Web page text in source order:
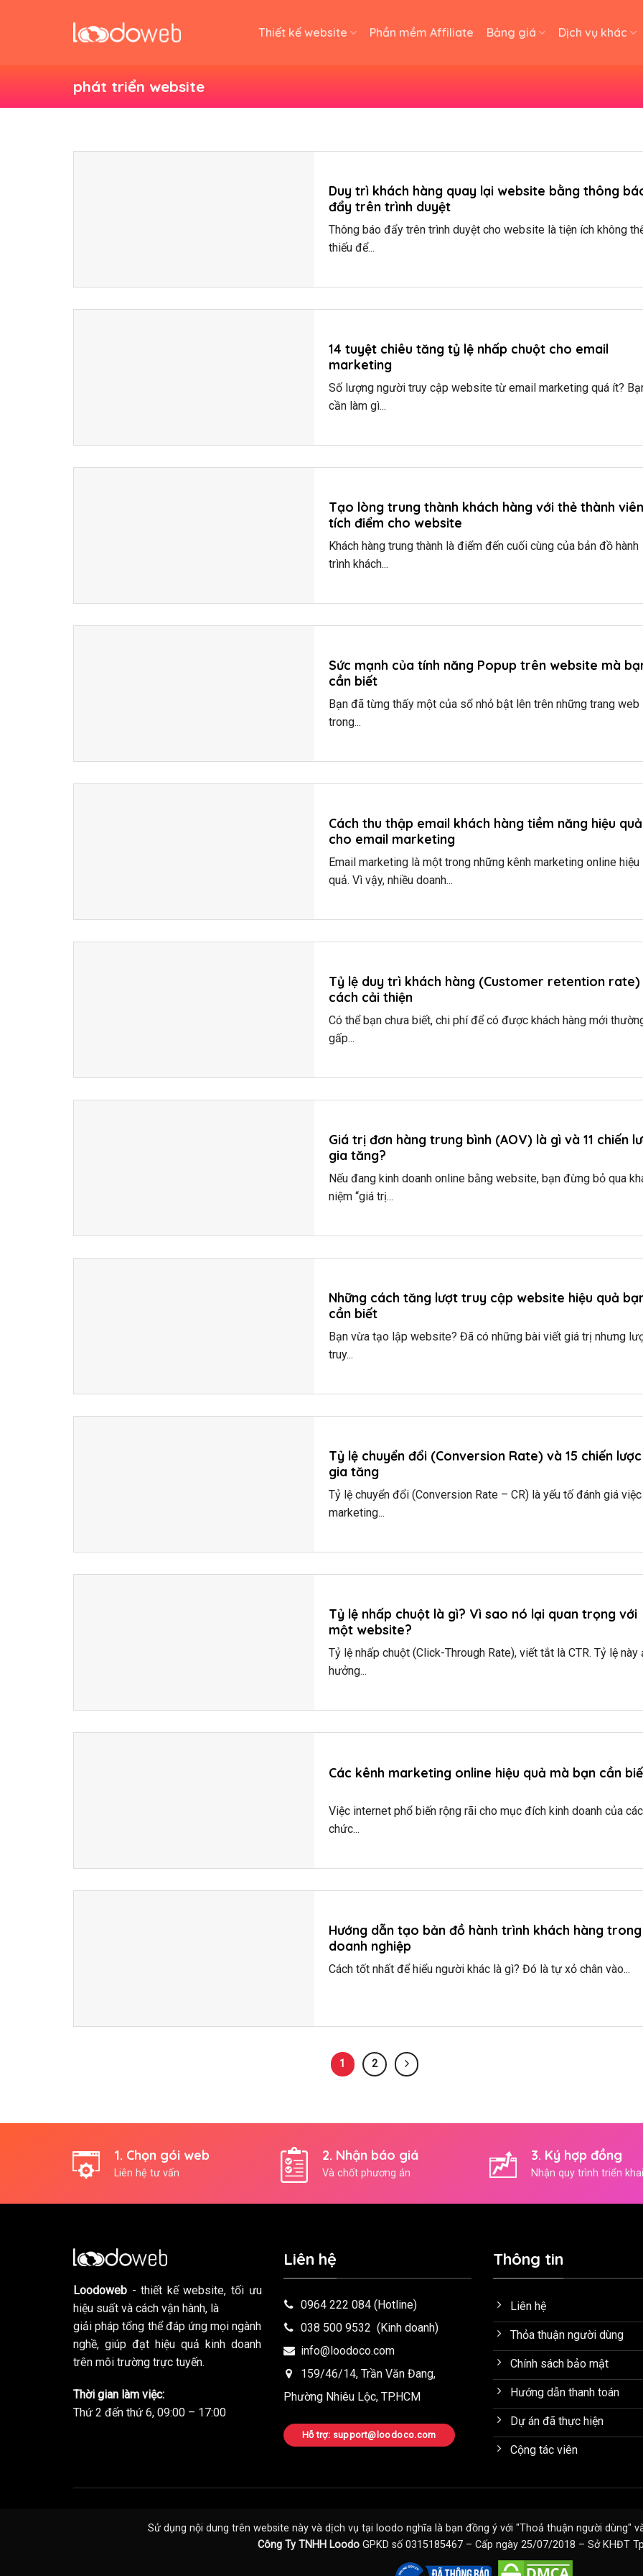
Thiết kế website Phần mềm Affiliate Bảng giá Dịch vụ khác
phát triển website
Duy trì khách hàng quay lại website bằng thông
đẩy trên trình duyệt
Thông báo đẩy trên trình duyệt cho website là tiện ích không
thiếu để...
14 tuyệt chiêu tăng tỷ lệ nhấp chuột cho email
marketing
Số lượng người truy cập website từ email marketing quá ít?
cần làm gì...
Tạo lòng trung thành khách hàng với thẻ thành viên
tích điểm cho website
Khách hàng trung thành là điểm đến cuối cùng của bản đồ hành
trình khách...
Sức mạnh của tính năng Popup trên website mà
cần biết
Bạn đã từng thấy một của sổ nhỏ bật lên trên những trang web
trong...
Cách thu thập email khách hàng tiềm năng hiệu quả
cho email marketing
Email marketing là một trong những kênh marketing online hiệu
quả. Vì vậy, nhiều doanh...
Tỷ lệ duy trì khách hàng (Customer retention rate)
cách cải thiện
Có thể bạn chưa biết, chi phí để có được khách hàng mới
gấp...
Giá trị đơn hàng trung bình (AOV) là gì và 11 chiến
gia tăng?
Nếu đang kinh doanh online bằng website, bạn đừng bỏ qua
niệm “giá trị...
Những cách tăng lượt truy cập website hiệu quả
cần biết
Bạn vừa tạo lập website? Đã có những bài viết giá trị nhưng
truy...
Tỷ lệ chuyển đổi (Conversion Rate) và 15 chiến lược
gia tăng
Tỷ lệ chuyển đổi (Conversion Rate – CR) là yếu tố đánh giá việc
marketing...
Tỷ lệ nhấp chuột là gì? Vì sao nó lại quan trọng với
một website?
Tỷ lệ nhấp chuột (Click-Through Rate), viết tắt là CTR. Tỷ lệ này
hưởng...
Các kênh marketing online hiệu quả mà bạn cần
Việc internet phổ biến rộng rãi cho mục đích kinh doanh của
chức...
Hướng dẫn tạo bản đồ hành trình khách hàng trong
doanh nghiệp
Cách tốt nhất để hiểu người khác là gì? Đó là tự xỏ chân vào...
1 2
1. Chọn gói web
Liên hệ tư vấn
2. Nhận báo giá
Và chốt phương án
3. Ký hợp đồng
Nhận quy trình triển khai
Loodoweb - thiết kế website, tối ưu
hiệu suất và cách vận hành, là
giải pháp tổng thể đáp ứng mọi ngành
nghề, giúp đạt hiệu quả kinh doanh
trên môi trường trực tuyến.
Thời gian làm việc:
Thứ 2 đến thứ 6, 09:00 – 17:00
Liên hệ
0964 222 084(Hotline)
038 500 9532 (Kinh doanh)
info@loodoco.com
159/46/14, Trần Văn Đang,
Phường Nhiêu Lộc, TP.HCM
Hỗ trợ: support@loodoco.com
Thông tin
Liên hệ
Thỏa thuận người dùng
Chính sách bảo mật
Hướng dẫn thanh toán
Dự án đã thực hiện
Cộng tác viên
Sử dụng nội dung trên website này và dịch vụ tại loodo nghĩa là bạn đồng ý với "Thoả thuận người dùng"
Công Ty TNHH Loodo GPKD số 0315185467 – Cấp ngày 25/07/2018 – Sở KHĐT